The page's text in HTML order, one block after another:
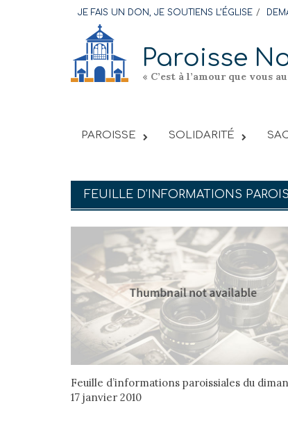
content
JE FAIS UN DON, JE SOUTIENS L’ÉGLISE
Paroisse
« C’est à l’amour que vous
PAROISSE SOLIDARITÉ
FEUILLE D’INFORMATIONS
Feuille d’informations paroissiales du
17 janvier 2010